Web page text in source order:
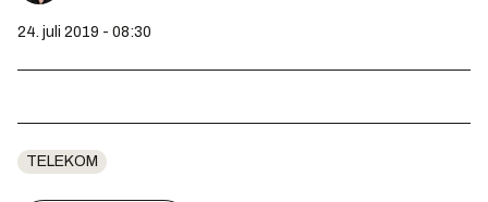
24. juli 2019 - 08:30
TELEKOM